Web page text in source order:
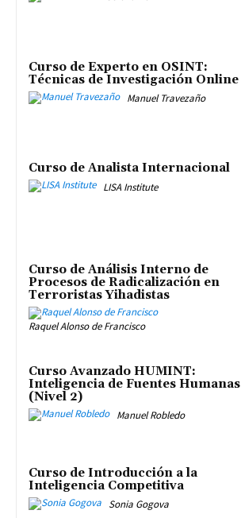
Curso de Experto en OSINT:
Técnicas de Investigación Online
Manuel Travezaño
Curso de Analista Internacional
LISA Institute
Curso de Análisis Interno de
Procesos de Radicalización en
Terroristas Yihadistas
Raquel Alonso de Francisco
Curso Avanzado HUMINT:
Inteligencia de Fuentes Humanas
(Nivel 2)
Manuel Robledo
Curso de Introducción a la
Inteligencia Competitiva
Sonia Gogova